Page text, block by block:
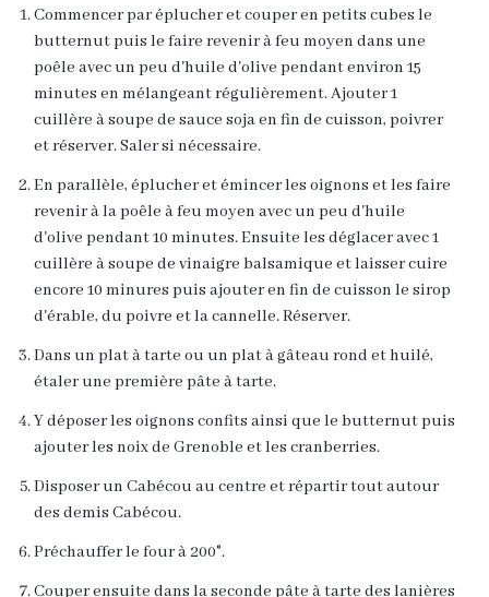
Commencer par éplucher et couper en petits cubes le
butternut puis le faire revenir à feu moyen dans une
poêle avec un peu d'huile d'olive pendant environ 15
minutes en mélangeant régulièrement. Ajouter 1
cuillère à soupe de sauce soja en fin de cuisson, poivrer
et réserver. Saler si nécessaire.
En parallèle, éplucher et émincer les oignons et les faire
revenir à la poêle à feu moyen avec un peu d'huile
d'olive pendant 10 minutes. Ensuite les déglacer avec 1
cuillère à soupe de vinaigre balsamique et laisser cuire
encore 10 minures puis ajouter en fin de cuisson le sirop
d'érable, du poivre et la cannelle. Réserver.
Dans un plat à tarte ou un plat à gâteau rond et huilé,
étaler une première pâte à tarte.
Y déposer les oignons confits ainsi que le butternut puis
ajouter les noix de Grenoble et les cranberries.
Disposer un Cabécou au centre et répartir tout autour
des demis Cabécou.
Préchauffer le four à 200°.
Couper ensuite dans la seconde pâte à tarte des lanières